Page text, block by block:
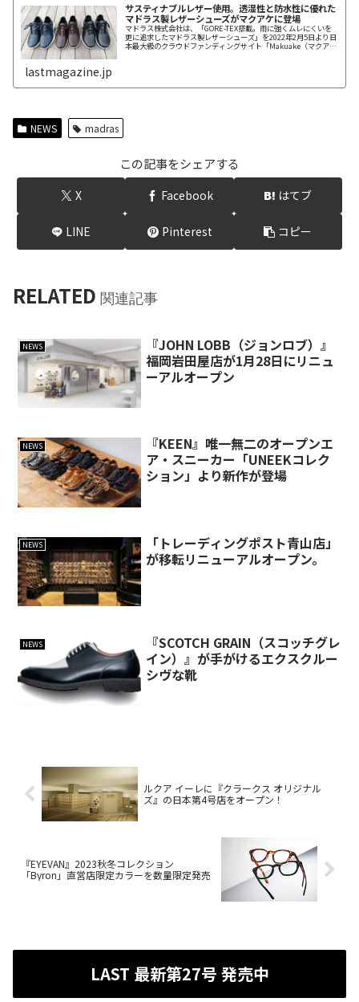
サスティナブルレザー使用。透湿性と防水性に優れた
マドラス製レザーシューズがマクアケに登場
マドラス株式会社は、「GORE-TEX搭載。雨に強くムレにくいを
更に追求したマドラス製レザーシューズ」を2022年2月5日より日
本最大級のクラウドファンディングサイト「Makuake（マクア
lastmagazine.jp
NEWS madras
この記事をシェアする
X Facebook はてブ
LINE Pinterest コピー
RELATED 関連記事
NEWS
『JOHN LOBB（ジョンロブ）』
福岡岩田屋店が1月28日にリニュ
ーアルオープン
NEWS
『KEEN』唯一無二のオープンエ
ア・スニーカー「UNEEKコレク
ション」より新作が登場
NEWS
「トレーディングポスト青山店」
が移転リニューアルオープン。
NEWS
『SCOTCH GRAIN（スコッチグレ
イン）』が手がけるエクスクルー
シヴな靴
ルクア イーレに『クラークス オリジナル
ズ』の日本第4号店をオープン！
『EYEVAN』2023秋冬コレクション
「Byron」直営店限定カラーを数量限定発売
LAST 最新第27号 発売中